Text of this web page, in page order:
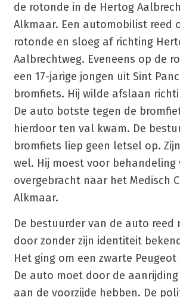
de rotonde in de Hertog
Alkmaar. Een automobilist reed
rotonde en sloeg af richting
Aalbrechtweg. Eveneens op de
een 17-jarige jongen uit Sint
bromfiets. Hij wilde afslaan
De auto botste tegen de
hierdoor ten val kwam. De
bromfiets liep geen letsel op.
wel. Hij moest voor behandeling
overgebracht naar het Medisch
Alkmaar.
De bestuurder van de auto reed
door zonder zijn identiteit
Het ging om een zwarte
De auto moet door de
aan de voorzijde hebben. De